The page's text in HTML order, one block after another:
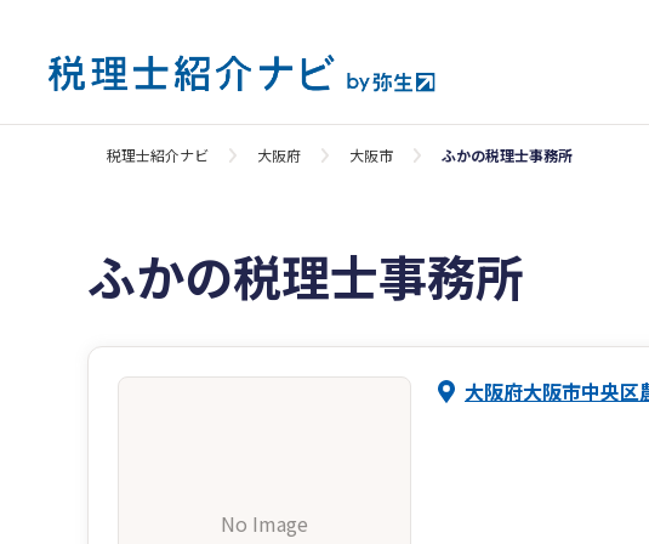
税理士紹介ナビ 大阪府 大阪市 ふかの税理士事務所
ふかの税理士事務所
No Image
大阪府大阪市中央区